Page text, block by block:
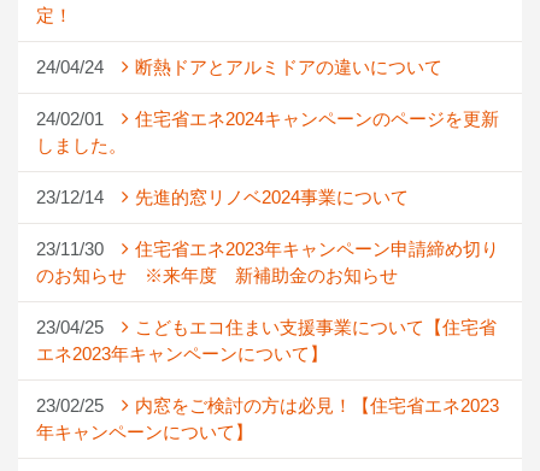
定！
24/04/24 断熱ドアとアルミドアの違いについて
24/02/01
住宅省エネ2024キャンペーンのページを更新
しました。
23/12/14 先進的窓リノベ2024事業について
23/11/30
住宅省エネ2023年キャンペーン申請締め切り
のお知らせ ※来年度 新補助金のお知らせ
23/04/25
こどもエコ住まい支援事業について【住宅省
エネ2023年キャンペーンについて】
23/02/25
内窓をご検討の方は必見！【住宅省エネ2023
年キャンペーンについて】